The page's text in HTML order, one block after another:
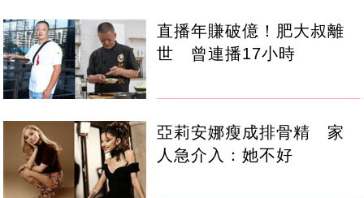
直播年賺破億！肥大叔離
世 曾連播17小時
亞莉安娜瘦成排骨精 家
人急介入：她不好